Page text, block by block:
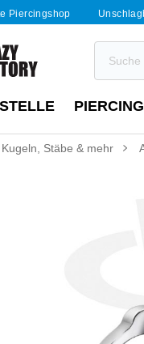
Piercingshop
Kugeln, Stäbe & mehr